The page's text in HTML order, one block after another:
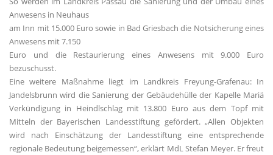
Anwesens in Neuhaus
am Inn mit 15.000 Euro sowie in Bad Griesbach die Notsicherung eines
Anwesens mit 7.150
Euro und die Restaurierung eines Anwesens mit 9.000 Euro
bezuschusst.
Eine weitere Maßnahme liegt im Landkreis Freyung-Grafenau: In
Jandelsbrunn wird die Sanierung der Gebäudehülle der Kapelle Mariä
Verkündigung in Heindlschlag mit 13.800 Euro aus dem Topf mit
Mitteln der Bayerischen Landesstiftung gefördert. „Allen Objekten
wird nach Einschätzung der Landesstiftung eine entsprechende
regionale Bedeutung beigemessen“, erklärt MdL Stefan Meyer. Er freut